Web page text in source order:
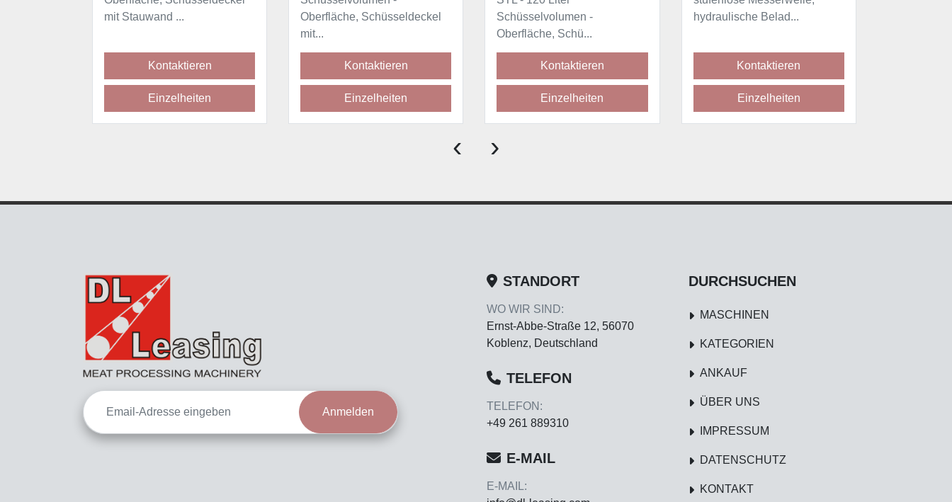
Oberfläche, Schüsseldeckel
Kontaktieren
Einzelheiten
Schüsselvolumen -
Oberfläche, Schü...
Kontaktieren
Einzelheiten
hydraulische Belad...
Kontaktieren
Einzelheiten
stufenlos reguli...
Kontaktieren
Einzelheiten
‹ ›
Anmelden
STANDORT
WO WIR SIND:
Ernst-Abbe-Straße 12, 56070
Koblenz, Deutschland
TELEFON
TELEFON:
+49 261 889310
E-MAIL
E-MAIL:
DURCHSUCHEN
MASCHINEN
KATEGORIEN
ANKAUF
ÜBER UNS
IMPRESSUM
DATENSCHUTZ
KONTAKT